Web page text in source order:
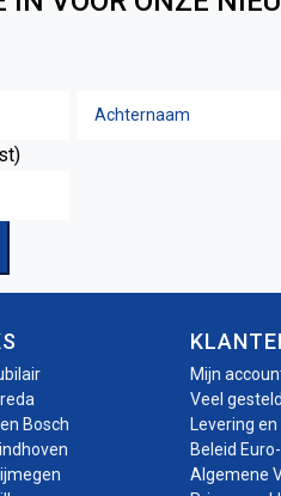
Bosch
Mijn
Veel
Levering
Beleid
Algemene